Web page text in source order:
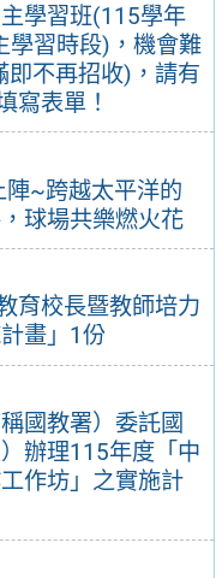
學習班(115學年
學習時段)，機會難
不再招收)，請有
寫表單！
陣~跨越太平洋的
球場共樂燃火花
育校長暨教師培力
畫」1份
國教署）委託國
辦理115年度「中
作坊」之實施計